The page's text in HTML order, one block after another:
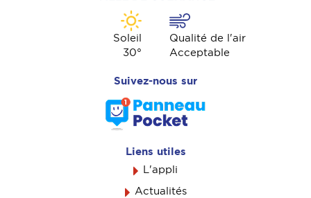
Soleil
30°
Qualité de l'air
Acceptable
Suivez-nous sur
Liens utiles
L'appli
Actualités